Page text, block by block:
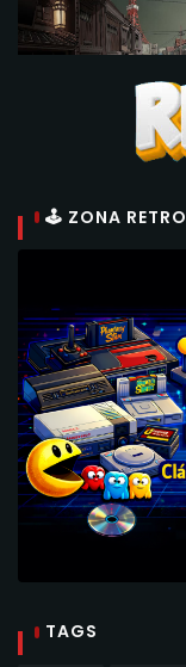
🕹 ZONA RETRO
TAGS